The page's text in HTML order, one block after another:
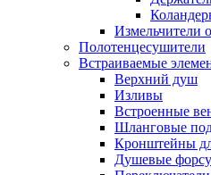
Измельчители
Полотенцесушители
Встраиваемые
Верхний душ
Изливы
Встроенные
Шланговые
Кронштейны
Душевые